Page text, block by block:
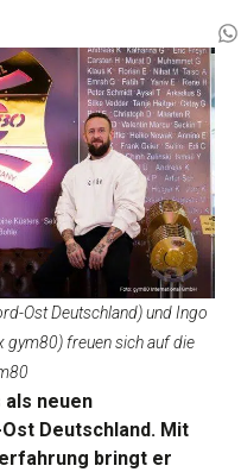
Ost Deutschland) und Ingo
gym80) freuen sich auf die
neuen
Deutschland. Mit
bringt er